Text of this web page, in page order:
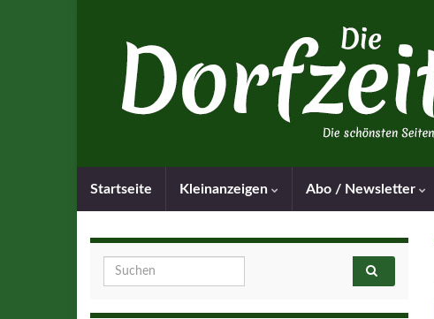
Startseite Kleinanzeigen Abo / Newsletter
Search for: